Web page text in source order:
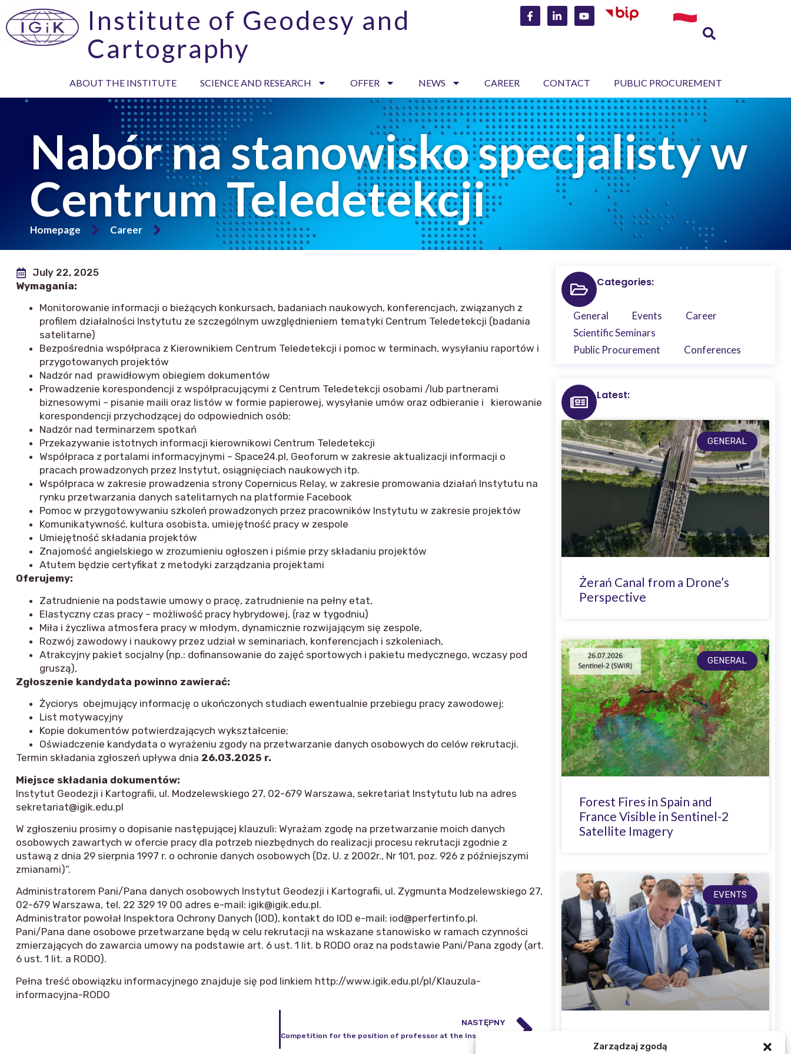
Zarządzaj zgodą
Institute of Geodesy and
Cartography
ABOUT THE INSTITUTE SCIENCE AND RESEARCH OFFER NEWS CAREER CONTACT PUBLIC PROCUREMENT
Nabór na stanowisko specjalisty w
Centrum Teledetekcji
Homepage Career
July 22, 2025
Wymagania:
Monitorowanie informacji o bieżących konkursach, badaniach naukowych, konferencjach, związanych z
profilem działalności Instytutu ze szczególnym uwzględnieniem tematyki Centrum Teledetekcji (badania
satelitarne)
Bezpośrednia współpraca z Kierownikiem Centrum Teledetekcji i pomoc w terminach, wysyłaniu raportów i
przygotowanych projektów
Nadzór nad prawidłowym obiegiem dokumentów
Prowadzenie korespondencji z współpracującymi z Centrum Teledetekcji osobami /lub partnerami
biznesowymi – pisanie maili oraz listów w formie papierowej, wysyłanie umów oraz odbieranie i kierowanie
korespondencji przychodzącej do odpowiednich osób;
Nadzór nad terminarzem spotkań
Przekazywanie istotnych informacji kierownikowi Centrum Teledetekcji
Współpraca z portalami informacyjnymi – Space24.pl, Geoforum w zakresie aktualizacji informacji o
pracach prowadzonych przez Instytut, osiągnięciach naukowych itp.
Współpraca w zakresie prowadzenia strony Copernicus Relay, w zakresie promowania działań Instytutu na
rynku przetwarzania danych satelitarnych na platformie Facebook
Pomoc w przygotowywaniu szkoleń prowadzonych przez pracowników Instytutu w zakresie projektów
Komunikatywność, kultura osobista, umiejętność pracy w zespole
Umiejętność składania projektów
Znajomość angielskiego w zrozumieniu ogłoszen i piśmie przy składaniu projektów
Atutem będzie certyfikat z metodyki zarządzania projektami
Oferujemy:
Zatrudnienie na podstawie umowy o pracę, zatrudnienie na pełny etat,
Elastyczny czas pracy – możliwość pracy hybrydowej, (raz w tygodniu)
Miła i życzliwa atmosfera pracy w młodym, dynamicznie rozwijającym się zespole,
Rozwój zawodowy i naukowy przez udział w seminariach, konferencjach i szkoleniach,
Atrakcyjny pakiet socjalny (np.: dofinansowanie do zajęć sportowych i pakietu medycznego, wczasy pod
gruszą),
Zgłoszenie kandydata powinno zawierać:
Życiorys obejmujący informację o ukończonych studiach ewentualnie przebiegu pracy zawodowej;
List motywacyjny
Kopie dokumentów potwierdzających wykształcenie;
Oświadczenie kandydata o wyrażeniu zgody na przetwarzanie danych osobowych do celów rekrutacji.
Termin składania zgłoszeń upływa dnia 26.03.2025 r.
Miejsce składania dokumentów:
Instytut Geodezji i Kartografii, ul. Modzelewskiego 27, 02-679 Warszawa, sekretariat Instytutu lub na adres
sekretariat@igik.edu.pl
W zgłoszeniu prosimy o dopisanie następującej klauzuli: Wyrażam zgodę na przetwarzanie moich danych
osobowych zawartych w ofercie pracy dla potrzeb niezbędnych do realizacji procesu rekrutacji zgodnie z
ustawą z dnia 29 sierpnia 1997 r. o ochronie danych osobowych (Dz. U. z 2002r., Nr 101, poz. 926 z późniejszymi
zmianami)”.
Administratorem Pani/Pana danych osobowych Instytut Geodezji i Kartografii, ul. Zygmunta Modzelewskiego 27,
02-679 Warszawa, tel. 22 329 19 00 adres e-mail: igik@igik.edu.pl.
Administrator powołał Inspektora Ochrony Danych (IOD), kontakt do IOD e-mail: iod@perfertinfo.pl.
Pani/Pana dane osobowe przetwarzane będą w celu rekrutacji na wskazane stanowisko w ramach czynności
zmierzających do zawarcia umowy na podstawie art. 6 ust. 1 lit. b RODO oraz na podstawie Pani/Pana zgody (art.
6 ust. 1 lit. a RODO).
Pełna treść obowiązku informacyjnego znajduje się pod linkiem http://www.igik.edu.pl/pl/Klauzula-
informacyjna-RODO
NASTĘPNY
Categories:
General Events
Career
Scientific Seminars
Public Procurement
Conferences
Latest:
GENERAL
Żerań Canal from a Drone’s
Perspective
GENERAL
Forest Fires in Spain and
France Visible in Sentinel-2
Satellite Imagery
EVENTS
Agriculture Initiative